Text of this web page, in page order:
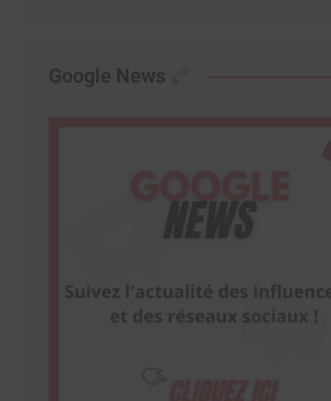
Google News